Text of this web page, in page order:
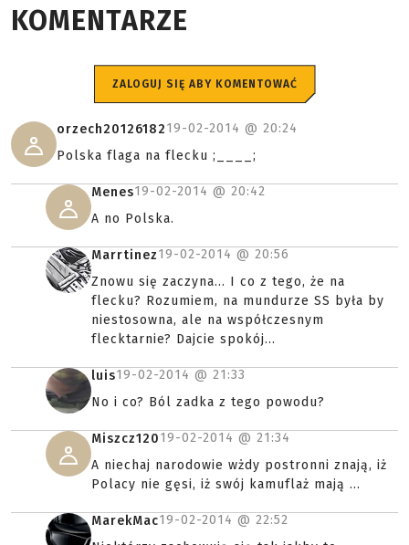
KOMENTARZE
ZALOGUJ SIĘ ABY KOMENTOWAĆ
orzech2012618219-02-2014 @ 20:24
Polska flaga na flecku ;____;
Menes19-02-2014 @ 20:42
A no Polska.
Marrtinez19-02-2014 @ 20:56
Znowu się zaczyna... I co z tego, że na
flecku? Rozumiem, na mundurze SS była by
niestosowna, ale na współczesnym
flecktarnie? Dajcie spokój...
luis19-02-2014 @ 21:33
No i co? Ból zadka z tego powodu?
Miszcz12019-02-2014 @ 21:34
A niechaj narodowie wżdy postronni znają, iż
Polacy nie gęsi, iż swój kamuflaż mają ...
MarekMac19-02-2014 @ 22:52